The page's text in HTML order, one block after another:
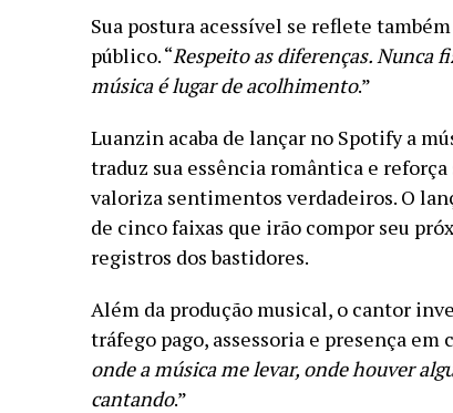
Sua postura acessível se reflete
público. “Respeito as diferenças. Nunca
música é lugar de acolhimento.”
Luanzin acaba de lançar no Spotify a
traduz sua essência romântica e
valoriza sentimentos verdadeiros. O
de cinco faixas que irão compor seu
registros dos bastidores.
Além da produção musical, o cantor
tráfego pago, assessoria e presença em
onde a música me levar, onde houver
cantando.”